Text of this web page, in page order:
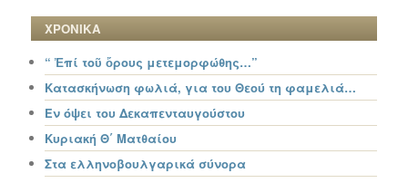
ΧΡΟΝΙΚΑ
“ Ἐπί τοῦ ὄρους μετεμορφώθης…”
Κατασκήνωση φωλιά, για του Θεού τη φαμελιά…
Εν όψει του Δεκαπενταυγούστου
Κυριακή Θ΄ Ματθαίου
Στα ελληνοβουλγαρικά σύνορα